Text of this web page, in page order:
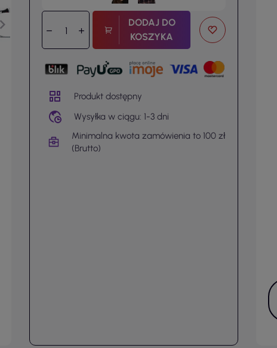
DODAJ DO
KOSZYKA
Produkt dostępny
Wysyłka w ciągu: 1-3 dni
Minimalna kwota zamówienia to 100 zł
(Brutto)